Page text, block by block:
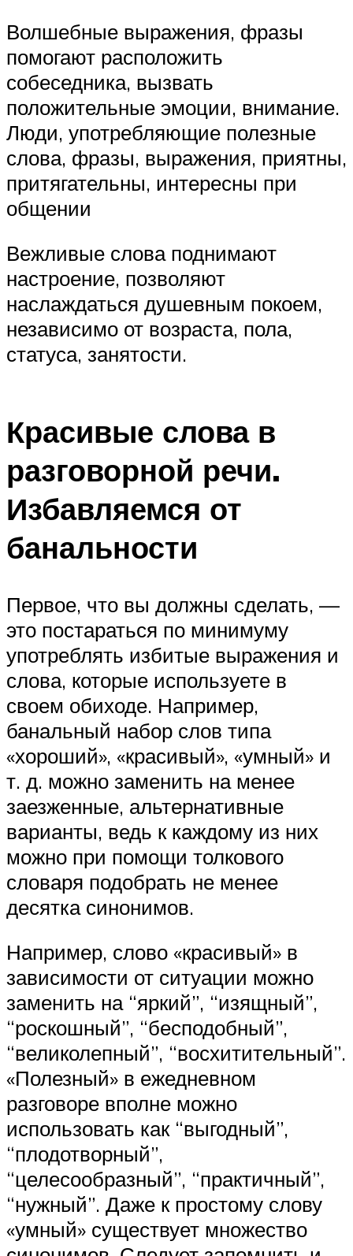
Волшебные выражения, фразы
помогают расположить
собеседника, вызвать
положительные эмоции, внимание.
Люди, употребляющие полезные
слова, фразы, выражения, приятны,
притягательны, интересны при
общении
Вежливые слова поднимают
настроение, позволяют
наслаждаться душевным покоем,
независимо от возраста, пола,
статуса, занятости.
Красивые слова в
разговорной речи.
Избавляемся от
банальности
Первое, что вы должны сделать, —
это постараться по минимуму
употреблять избитые выражения и
слова, которые используете в
своем обиходе. Например,
банальный набор слов типа
«хороший», «красивый», «умный» и
т. д. можно заменить на менее
заезженные, альтернативные
варианты, ведь к каждому из них
можно при помощи толкового
словаря подобрать не менее
десятка синонимов.
Например, слово «красивый» в
зависимости от ситуации можно
заменить на “яркий”, “изящный”,
“роскошный”, “бесподобный”,
“великолепный”, “восхитительный”.
«Полезный» в ежедневном
разговоре вполне можно
использовать как “выгодный”,
“плодотворный”,
“целесообразный”, “практичный”,
“нужный”. Даже к простому слову
«умный» существует множество